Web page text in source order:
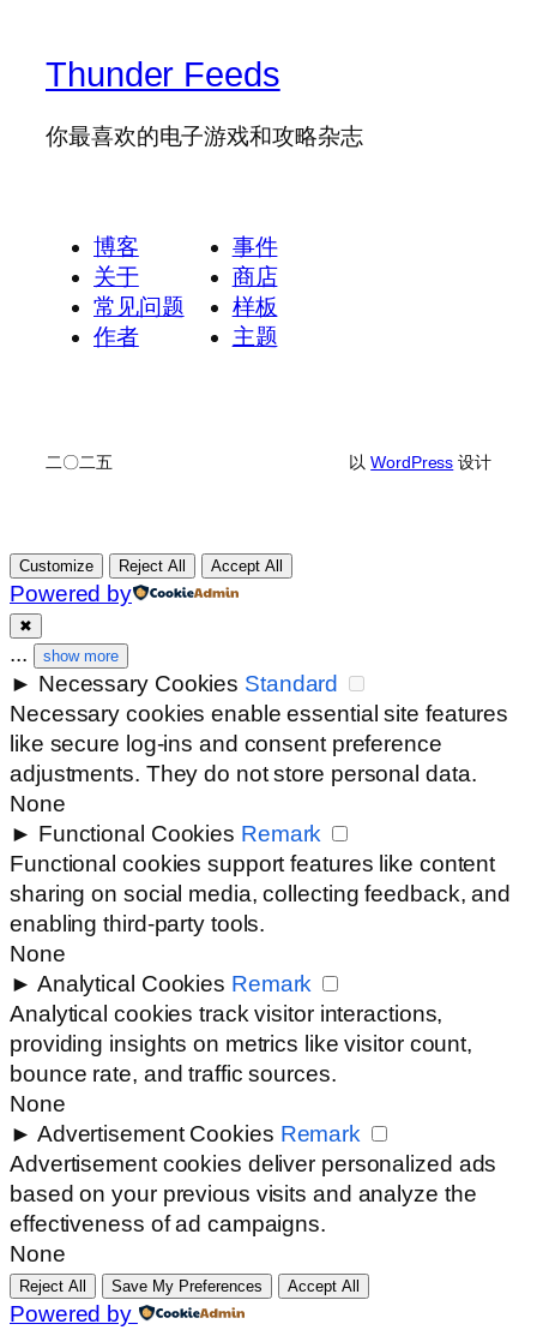
Thunder Feeds
你最喜欢的电子游戏和攻略杂志
博客
关于
常见问题
作者
事件
商店
样板
主题
二〇二五 以WordPress 设计
Customize Reject All Accept All
Powered by
✖
... show more
► Necessary Cookies Standard
Necessary cookies enable essential site features
like secure log-ins and consent preference
adjustments. They do not store personal data.
None
► Functional Cookies Remark
Functional cookies support features like content
sharing on social media, collecting feedback, and
enabling third-party tools.
None
► Analytical Cookies Remark
Analytical cookies track visitor interactions,
providing insights on metrics like visitor count,
bounce rate, and traffic sources.
None
► Advertisement Cookies Remark
Advertisement cookies deliver personalized ads
based on your previous visits and analyze the
effectiveness of ad campaigns.
None
Reject All Save My Preferences Accept All
Powered by